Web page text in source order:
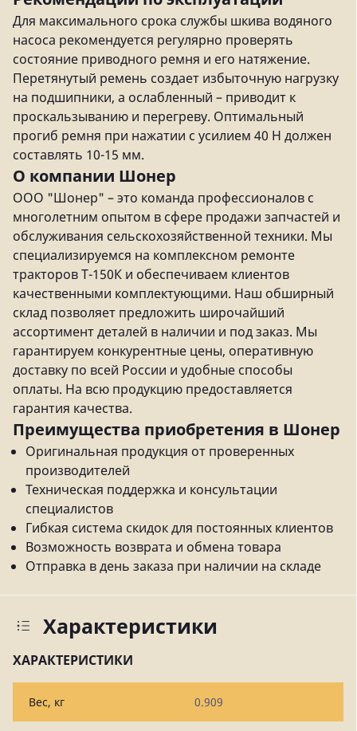
Для максимального срока службы шкива водяного
насоса рекомендуется регулярно проверять
состояние приводного ремня и его натяжение.
Перетянутый ремень создает избыточную нагрузку
на подшипники, а ослабленный – приводит к
проскальзыванию и перегреву. Оптимальный
прогиб ремня при нажатии с усилием 40 Н должен
составлять 10-15 мм.
О компании Шонер
ООО "Шонер" – это команда профессионалов с
многолетним опытом в сфере продажи запчастей и
обслуживания сельскохозяйственной техники. Мы
специализируемся на комплексном ремонте
тракторов Т-150К и обеспечиваем клиентов
качественными комплектующими. Наш обширный
склад позволяет предложить широчайший
ассортимент деталей в наличии и под заказ. Мы
гарантируем конкурентные цены, оперативную
доставку по всей России и удобные способы
оплаты. На всю продукцию предоставляется
гарантия качества.
Преимущества приобретения в Шонер
Оригинальная продукция от проверенных
производителей
Техническая поддержка и консультации
специалистов
Гибкая система скидок для постоянных клиентов
Возможность возврата и обмена товара
Отправка в день заказа при наличии на складе
Характеристики
ХАРАКТЕРИСТИКИ
Вес, кг 0.909